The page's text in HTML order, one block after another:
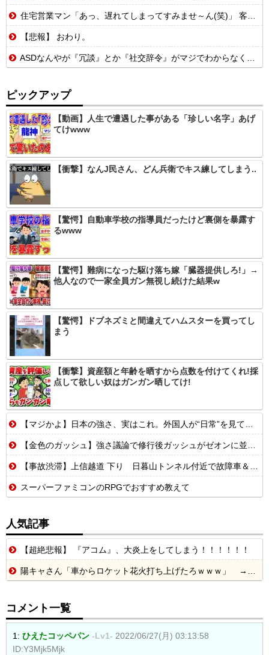
住宅営業マン「あっ、遅れてしまってすみませ～ん(笑)」 客「…今日、契約日ですよね？」→こうなるｗｗｗ
【悲報】 おわり。
ASDなんやが『冗談』とか『社交辞令』がマジでわからなくて怖い
ピックアップ
【動画】人生で遭遇した事がある「珍しい名字」あげ
てけwww
【衝撃】なんJ民さん、どん兵衛でキス練してしまう..
【驚愕】自動車学校の指導員だったけど裏側を暴露す
るwww
【驚愕】難病になった駆け落ち嫁「臓器提供しろ!」→
他人なので一家全員ガン無視し続けた結果w
【驚愕】ドブネズミと間違えてハムスターを買ってし
まう
【衝撃】資産額と年齢を晒すから点数を付けてくれ!採
点して欲しい奴はガンガン晒してけ!
【マジかよ】日本の強さ、実はこれ。外国人が“日常”を見て衝撃を受けた理由
【金色のガッシュ】強さ議論で修行後ガッシュがゼオンに並んだ、超えてたって意見に納得いかないんだけど
【事故渋滞】上信越道 下り 日暮山トンネル付近で故障車＆事故💥 車線規制 松井田妙義IC〜佐久平IC 渋滞距離 10.0km 通過時間 50 分
スーパーファミコンのRPGでおすすめ教えて
人気記事
【超絶悲報】 『アコム』、大炎上をしてしまう！！！！！！
陽キャさん「車からロケット花火打ち上げたろｗｗｗ」 → サンルーフが閉まっていて無事車内に発射
コメント一覧
1: ひえたコッペパン -Lv1- 2022/06/27(月) 03:13:58
ID:Y3Mjk5Mjk